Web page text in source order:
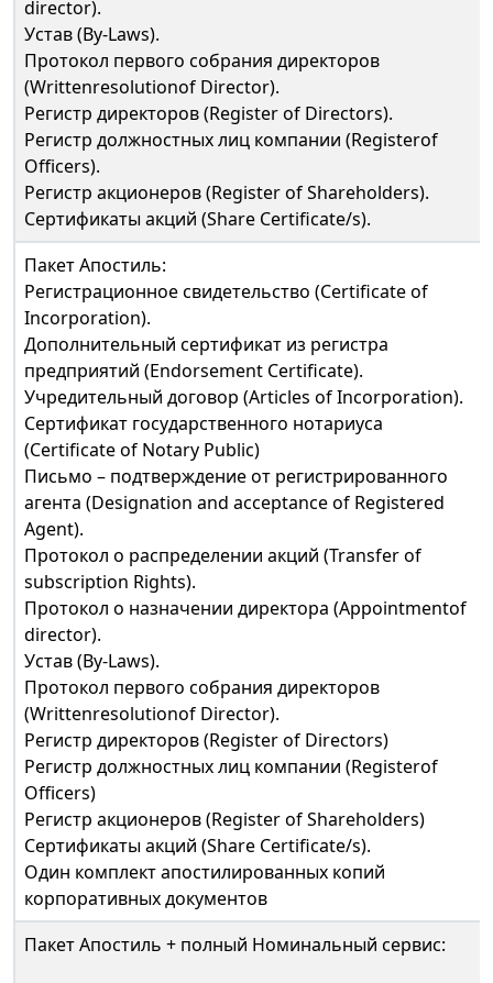
director).
Устав (By-Laws).
Протокол первого собрания директоров
(Writtenresolutionof Director).
Регистр директоров (Register of Directors).
Регистр должностных лиц компании (Registerof
Officers).
Регистр акционеров (Register of Shareholders).
Сертификаты акций (Share Certificate/s).
Пакет Апостиль:
Регистрационное свидетельство (Certificate of
Incorporation).
Дополнительный сертификат из регистра
предприятий (Endorsement Certificate).
Учредительный договор (Articles of Incorporation).
Сертификат государственного нотариуса
(Certificate of Notary Public)
Письмо – подтверждение от регистрированного
агента (Designation and acceptance of Registered
Agent).
Протокол о распределении акций (Transfer of
subscription Rights).
Протокол о назначении директора (Appointmentof
director).
Устав (By-Laws).
Протокол первого собрания директоров
(Writtenresolutionof Director).
Регистр директоров (Register of Directors)
Регистр должностных лиц компании (Registerof
Officers)
Регистр акционеров (Register of Shareholders)
Сертификаты акций (Share Certificate/s).
Один комплект апостилированных копий
корпоративных документов
Пакет Апостиль + полный Номинальный сервис: